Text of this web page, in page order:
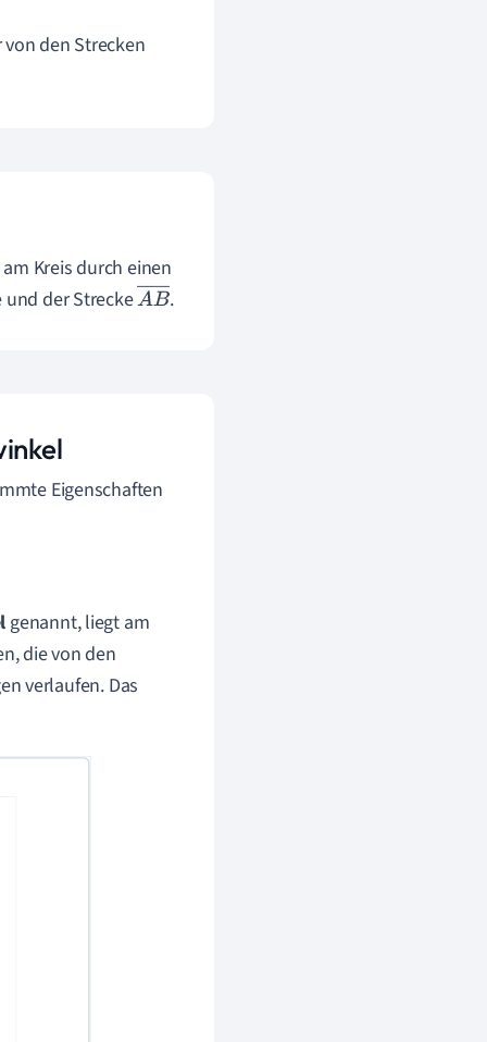
von den Strecken
Kreis durch einen
und der StreckeAB .
Eigenschaften
genannt, liegt am
die von den
verlaufen. Das